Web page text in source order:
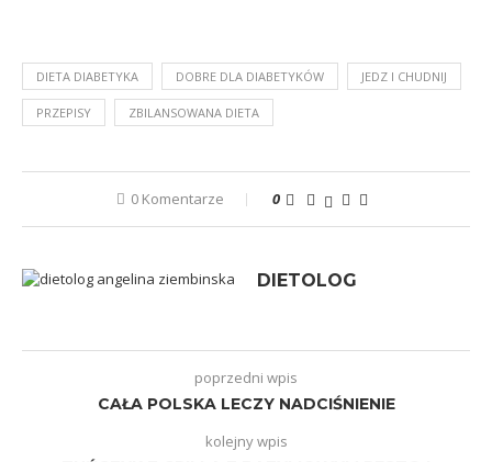
DIETA DIABETYKA DOBRE DLA DIABETYKÓW JEDZ I CHUDNIJ
PRZEPISY ZBILANSOWANA DIETA
0 Komentarze 0
DIETOLOG
poprzedni wpis
CAŁA POLSKA LECZY NADCIŚNIENIE
kolejny wpis